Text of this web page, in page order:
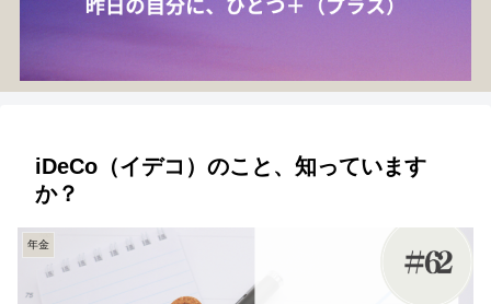
iDeCo（イデコ）のこと、知っています
か？
年金